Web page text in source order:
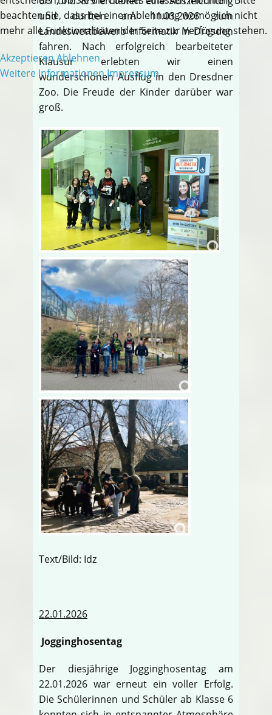
und durften am 11.03.2026 zum
Landeswettbewerb Informatik in Dresden
fahren. Nach erfolgreich bearbeiteter
Klausur erlebten wir einen
wunderschönen Ausflug in den Dresdner
Zoo. Die Freude der Kinder darüber war
groß.
Text/Bild: Idz
22.01.2026
Jogginghosentag
Der diesjährige Jogginghosentag am
22.01.2026 war erneut ein voller Erfolg.
Die Schülerinnen und Schüler ab Klasse 6
beachten Sie, dass bei einer Ablehnung womöglich nicht
mehr alle Funktionalitäten der Seite zur Verfügung stehen.
AkzeptierenAblehnen
Weitere Informationen Impressum